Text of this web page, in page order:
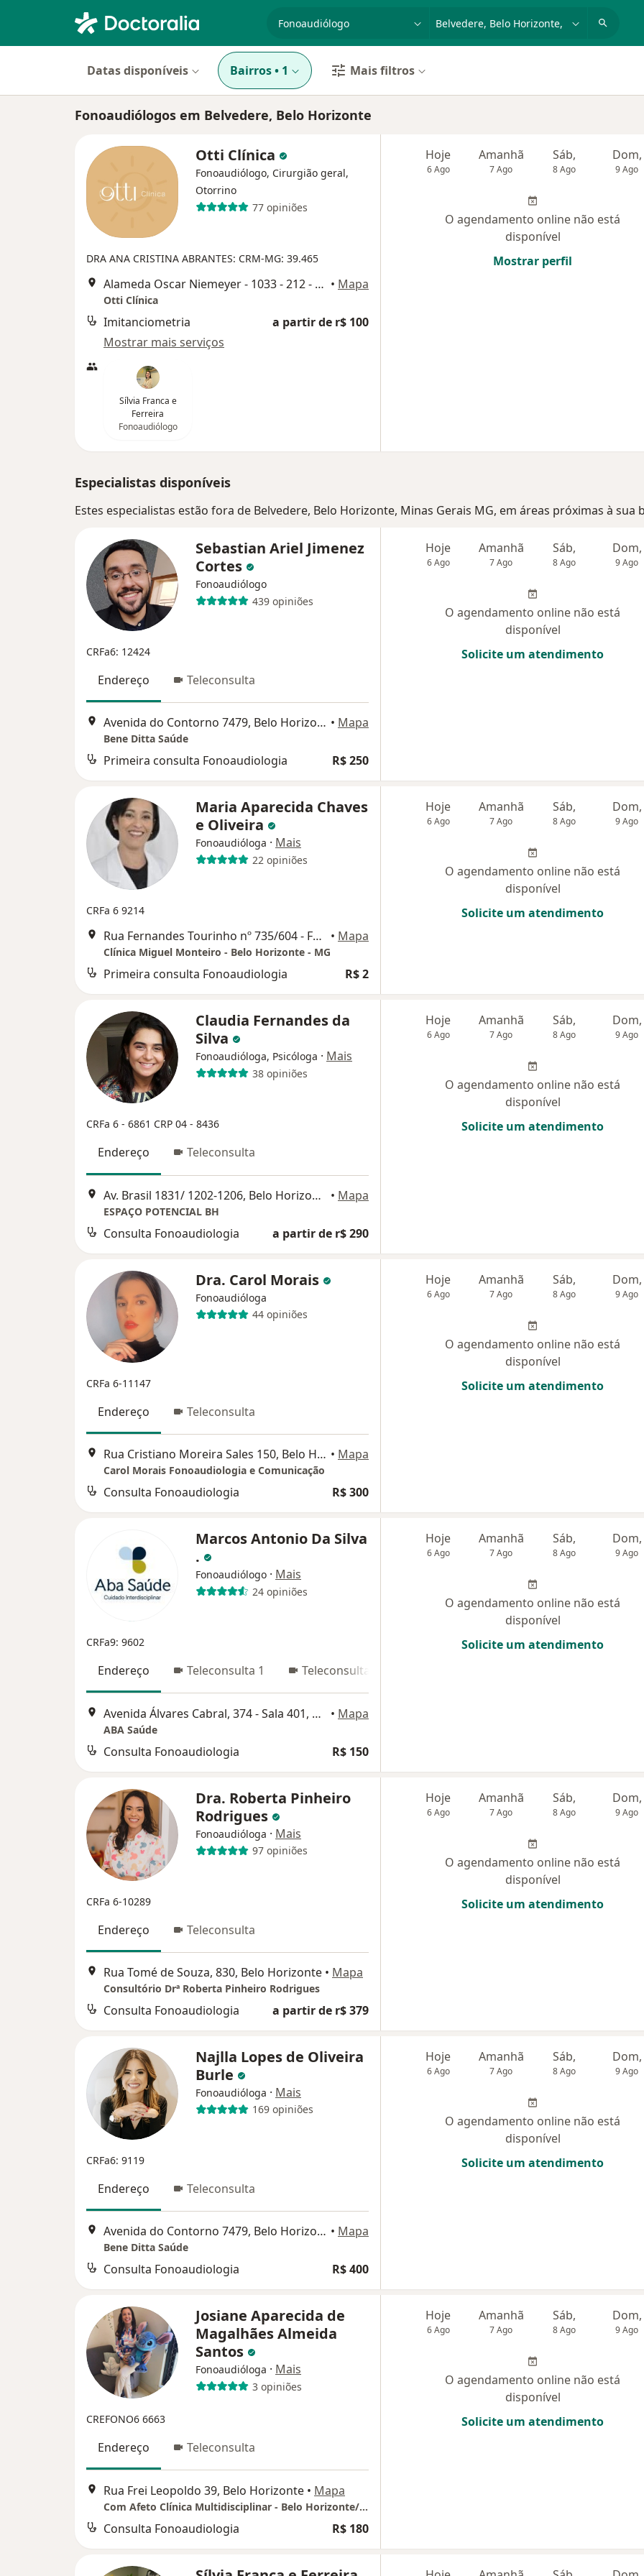
especialidade, doença ou nome
Datas disponíveis Bairros• 1 Mais filtros
Fonoaudiólogos em Belvedere, Belo Horizonte
Otti Clínica
Fonoaudiólogo, Cirurgião geral,
Otorrino
77 opiniões
DRA ANA CRISTINA ABRANTES: CRM-MG: 39.465
Alameda Oscar Niemeyer - 1033 - 212 - portaria 03 Vila da Serra, Nova Lima • Mapa
Otti Clínica
Imitanciometria
a partir de r$ 100
Mostrar mais serviços
Sílvia Franca e
Ferreira
Fonoaudiólogo
Hoje
6 Ago
Amanhã
7 Ago
Sáb,
8 Ago
Dom,
9 Ago
O agendamento online não está
disponível
Mostrar perfil
Especialistas disponíveis
Estes especialistas estão fora de Belvedere, Belo Horizonte, Minas Gerais MG, em áreas próximas à sua
Sebastian Ariel Jimenez
Cortes
Fonoaudiólogo
439 opiniões
CRFa6: 12424
Endereço Teleconsulta
Avenida do Contorno 7479, Belo Horizonte • Mapa
Bene Ditta Saúde
Primeira consulta Fonoaudiologia R$ 250
Hoje
6 Ago
Amanhã
7 Ago
Sáb,
8 Ago
Dom,
9 Ago
O agendamento online não está
disponível
Solicite um atendimento
Maria Aparecida Chaves
e Oliveira
Fonoaudióloga · Mais
22 opiniões
CRFa 6 9214
Rua Fernandes Tourinho nº 735/604 - Funcionários, Belo Horizonte • Mapa
Clínica Miguel Monteiro - Belo Horizonte - MG
Primeira consulta Fonoaudiologia R$ 2
Hoje
6 Ago
Amanhã
7 Ago
Sáb,
8 Ago
Dom,
9 Ago
O agendamento online não está
disponível
Solicite um atendimento
Claudia Fernandes da
Silva
Fonoaudióloga, Psicóloga · Mais
38 opiniões
CRFa 6 - 6861 CRP 04 - 8436
Endereço Teleconsulta
Av. Brasil 1831/ 1202-1206, Belo Horizonte • Mapa
ESPAÇO POTENCIAL BH
Consulta Fonoaudiologia a partir de r$ 290
Hoje
6 Ago
Amanhã
7 Ago
Sáb,
8 Ago
Dom,
9 Ago
O agendamento online não está
disponível
Solicite um atendimento
Dra. Carol Morais
Fonoaudióloga
44 opiniões
CRFa 6-11147
Endereço Teleconsulta
Rua Cristiano Moreira Sales 150, Belo Horizonte • Mapa
Carol Morais Fonoaudiologia e Comunicação
Consulta Fonoaudiologia R$ 300
Hoje
6 Ago
Amanhã
7 Ago
Sáb,
8 Ago
Dom,
9 Ago
O agendamento online não está
disponível
Solicite um atendimento
Marcos Antonio Da Silva
.
Fonoaudiólogo · Mais
24 opiniões
CRFa9: 9602
Endereço Teleconsulta 1 Teleconsulta 2
Avenida Álvares Cabral, 374 - Sala 401, Belo Horizonte • Mapa
ABA Saúde
Consulta Fonoaudiologia R$ 150
Hoje
6 Ago
Amanhã
7 Ago
Sáb,
8 Ago
Dom,
9 Ago
O agendamento online não está
disponível
Solicite um atendimento
Dra. Roberta Pinheiro
Rodrigues
Fonoaudióloga · Mais
97 opiniões
CRFa 6-10289
Endereço Teleconsulta
Rua Tomé de Souza, 830, Belo Horizonte • Mapa
Consultório Drª Roberta Pinheiro Rodrigues
Consulta Fonoaudiologia a partir de r$ 379
Hoje
6 Ago
Amanhã
7 Ago
Sáb,
8 Ago
Dom,
9 Ago
O agendamento online não está
disponível
Solicite um atendimento
Najlla Lopes de Oliveira
Burle
Fonoaudióloga · Mais
169 opiniões
CRFa6: 9119
Endereço Teleconsulta
Avenida do Contorno 7479, Belo Horizonte • Mapa
Bene Ditta Saúde
Consulta Fonoaudiologia R$ 400
Hoje
6 Ago
Amanhã
7 Ago
Sáb,
8 Ago
Dom,
9 Ago
O agendamento online não está
disponível
Solicite um atendimento
Josiane Aparecida de
Magalhães Almeida
Santos
Fonoaudióloga · Mais
3 opiniões
CREFONO6 6663
Endereço Teleconsulta
Rua Frei Leopoldo 39, Belo Horizonte • Mapa
Com Afeto Clínica Multidisciplinar - Belo Horizonte/Região da Pampulha.
Consulta Fonoaudiologia R$ 180
Hoje
6 Ago
Amanhã
7 Ago
Sáb,
8 Ago
Dom,
9 Ago
O agendamento online não está
disponível
Solicite um atendimento